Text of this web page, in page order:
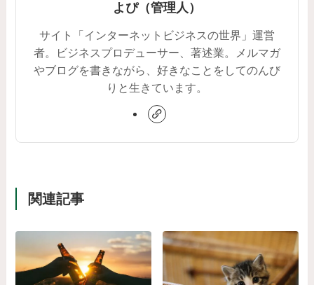
よぴ（管理人）
サイト「インターネットビジネスの世界」運営
者。ビジネスプロデューサー、著述業。メルマガ
やブログを書きながら、好きなことをしてのんび
りと生きています。
関連記事